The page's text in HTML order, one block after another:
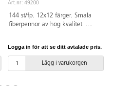
Art.nr: 49200
144 st/fp. 12x12 färger. Smala
fiberpennor av hög kvalitet i
Spetsen går inte att trycka in i
pennan. Ventilerad huv med
säkerhetsplugg som gör den
Logga in för att se ditt avtalade pris.
Lägg i varukorgen